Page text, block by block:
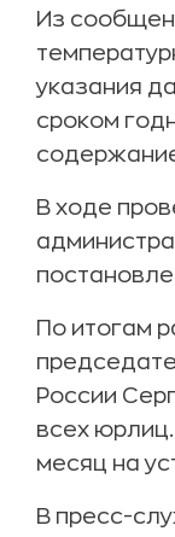
Из
указания
сроком
В ходе
По итогам
России
всех
месяц на
В пресс-